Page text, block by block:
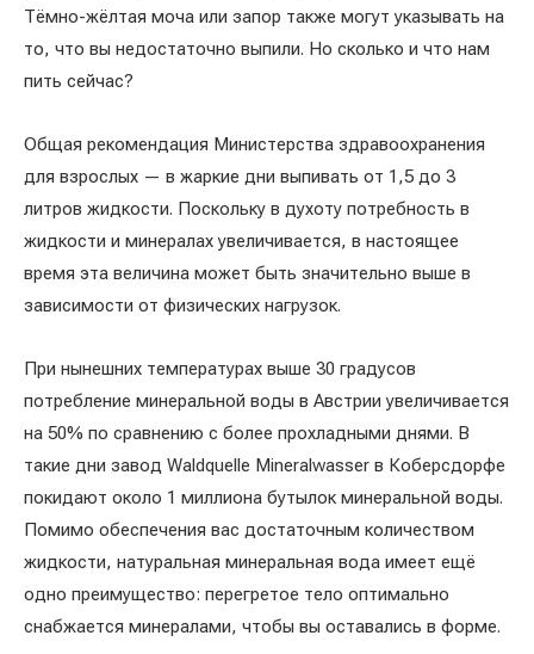
Тёмно-жёлтая моча или запор также могут указывать на
то, что вы недостаточно выпили. Но сколько и что нам
пить сейчас?
Общая рекомендация Министерства здравоохранения
для взрослых — в жаркие дни выпивать от 1,5 до 3
литров жидкости. Поскольку в духоту потребность в
жидкости и минералах увеличивается, в настоящее
время эта величина может быть значительно выше в
зависимости от физических нагрузок.
При нынешних температурах выше 30 градусов
потребление минеральной воды в Австрии увеличивается
на 50% по сравнению с более прохладными днями. В
такие дни завод Waldquelle Mineralwasser в Коберсдорфе
покидают около 1 миллиона бутылок минеральной воды.
Помимо обеспечения вас достаточным количеством
жидкости, натуральная минеральная вода имеет ещё
одно преимущество: перегретое тело оптимально
снабжается минералами, чтобы вы оставались в форме.